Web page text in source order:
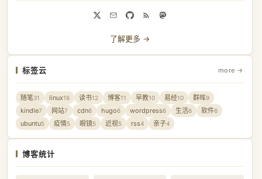
了解更多 →
标签云 more →
随笔31 linux16 读书12 博客11 早教10 易经10 群晖9
kindle7 网站7 cdn6 hugo6 wordpress6 生活6 软件6
ubuntu5 疫情5 眼镜5 近视5 rss4 亲子4
博客统计